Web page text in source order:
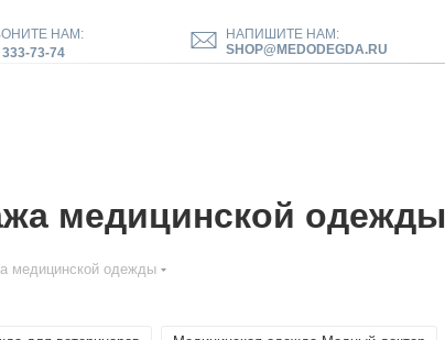
НАМ:
73-74
НАПИШИТЕ НАМ:
SHOP@MEDODEGDA.RU
медицинской одежды
медицинской одежды